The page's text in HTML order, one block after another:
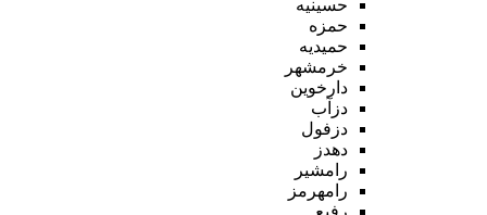
حسینیه
حمزه
حمیدیه
خرمشهر
دارخوین
دزآب
دزفول
دهدز
رامشیر
رامهرمز
رفیع